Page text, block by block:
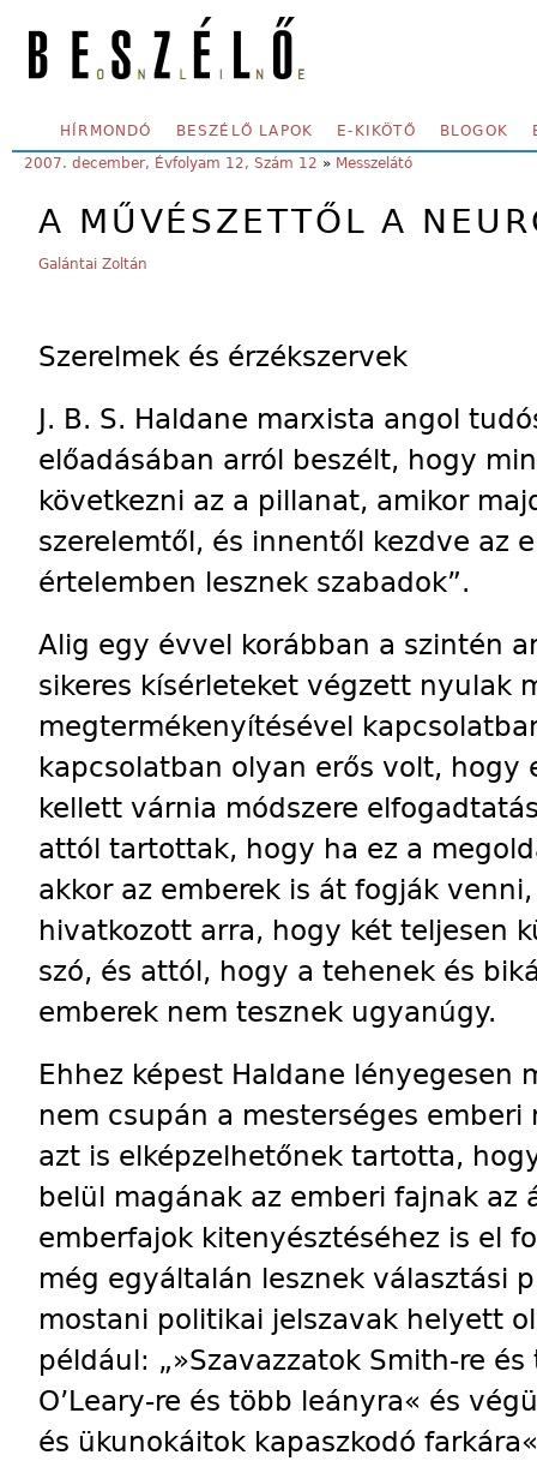
SECONDARY MENU
HÍRMONDÓ BESZÉLŐ LAPOK E-KIKÖTŐ BLOGOK
YOU ARE HERE:
2007. december, Évfolyam 12, Szám 12 » Messzelátó
A MŰVÉSZETTŐL A
Galántai Zoltán
Szerelmek és érzékszervek
J. B. S. Haldane marxista angol
előadásában arról beszélt, hogy
következni az a pillanat, amikor
szerelemtől, és innentől kezdve az
értelemben lesznek szabadok”.
Alig egy évvel korábban a szintén
sikeres kísérleteket végzett nyulak
megtermékenyítésével
kapcsolatban olyan erős volt, hogy
kellett várnia módszere
attól tartottak, hogy ha ez a
akkor az emberek is át fogják
hivatkozott arra, hogy két teljesen
szó, és attól, hogy a tehenek és
embe­rek nem tesznek ugyanúgy.
Ehhez képest Haldane lényegesen
nem csupán a mesterséges
azt is elképzelhetőnek tartotta,
belül magának az emberi fajnak az
emberfajok kitenyésztéséhez is el
még egyáltalán lesznek választási
mostani politikai jelszavak helyett
például: „»Sza­vazzatok Smith-re
O’Leary-re és több leányra« és
és ükunokáitok kapaszkodó